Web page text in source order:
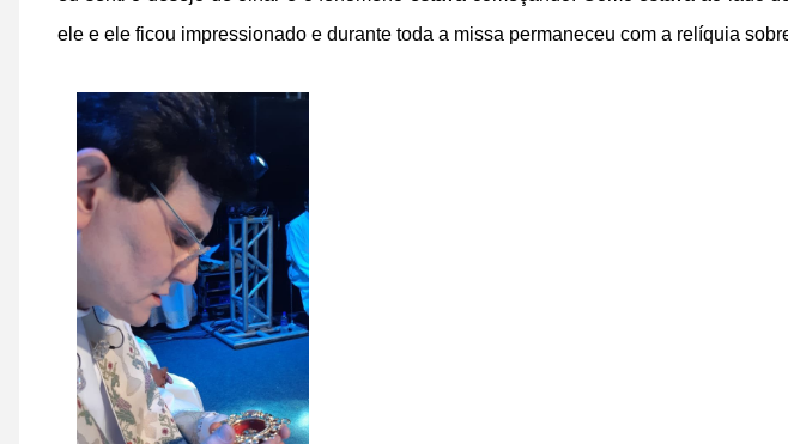
ele e ele ficou impressionado e durante toda a missa permaneceu com a relíquia